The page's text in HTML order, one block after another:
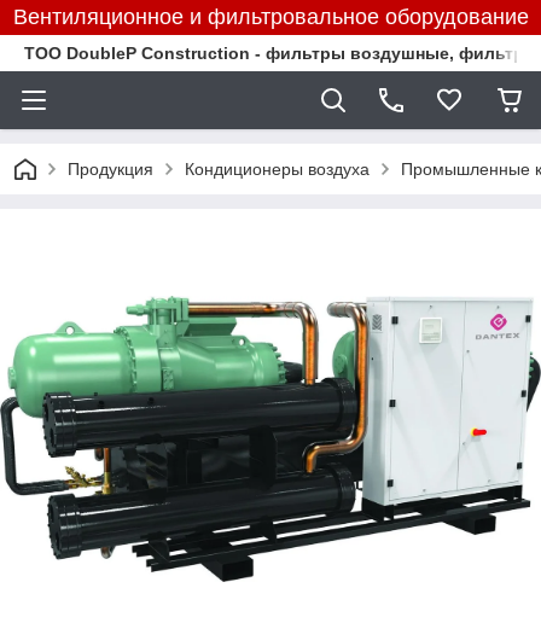
Вентиляционное и фильтровальное оборудование
TOO DoubleP Construction - фильтры воздушные,
Продукция Кондиционеры воздуха Промышленные